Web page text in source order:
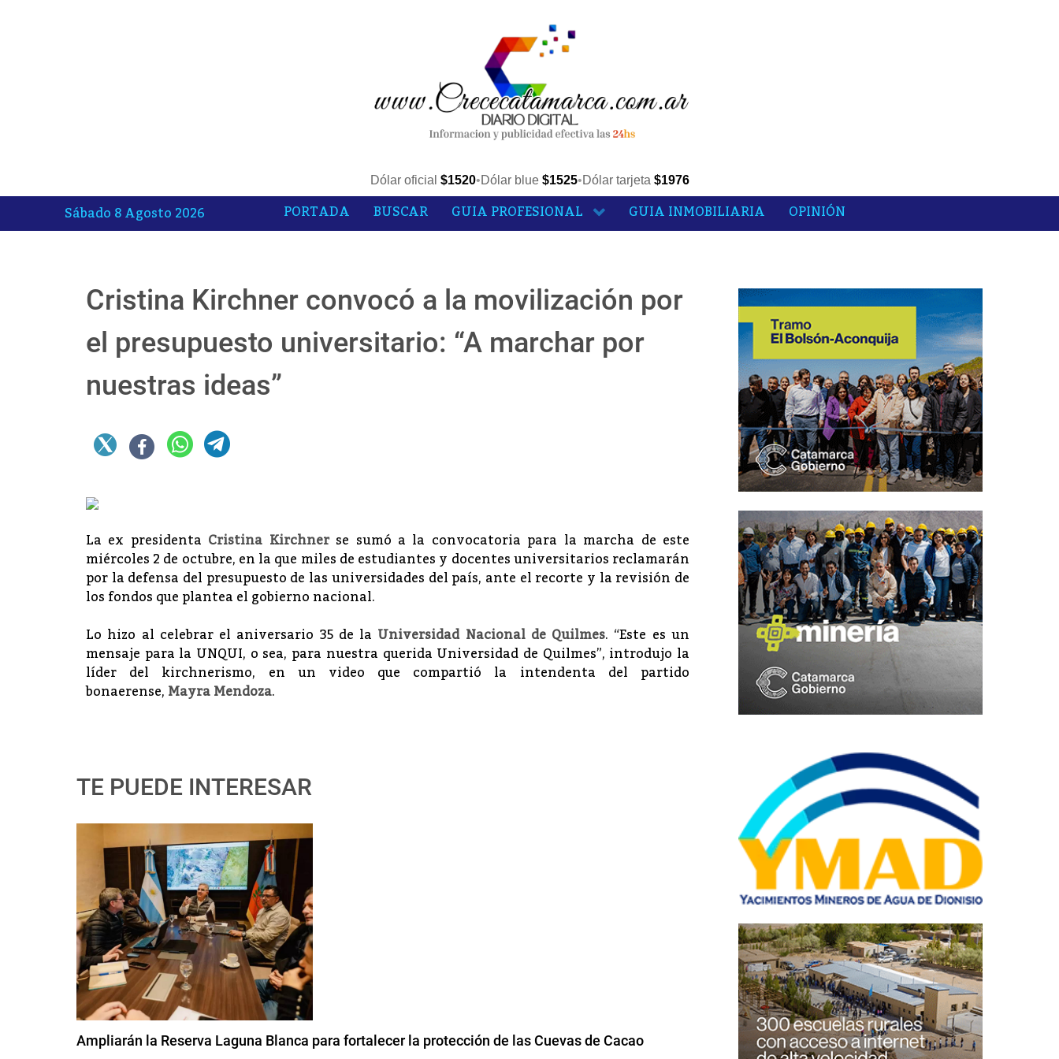
Dólar oficial $1520•Dólar blue $1525•Dólar tarjeta $1976
Sábado 8 Agosto 2026 PORTADA BUSCAR GUIA PROFESIONAL GUIA INMOBILIARIA OPINIÓN
Cristina Kirchner convocó a la movilización por
el presupuesto universitario: “A marchar por
nuestras ideas”
La ex presidenta Cristina Kirchnerse sumó a la convocatoria para la marcha de este
miércoles 2 de octubre, en la que miles de estudiantes y docentes universitarios reclamarán
por la defensa del presupuesto de las universidades del país, ante el recorte y la revisión de
los fondos que plantea el gobierno nacional.
Lo hizo al celebrar el aniversario 35 de la Universidad Nacional de Quilmes. “Este es un
mensaje para la UNQUI, o sea, para nuestra querida Universidad de Quilmes”, introdujo la
líder del kirchnerismo, en un video que compartió la intendenta del partido
bonaerense,Mayra Mendoza.
TE PUEDE INTERESAR
Ampliarán la Reserva Laguna Blanca para fortalecer la protección de las Cuevas de Cacao